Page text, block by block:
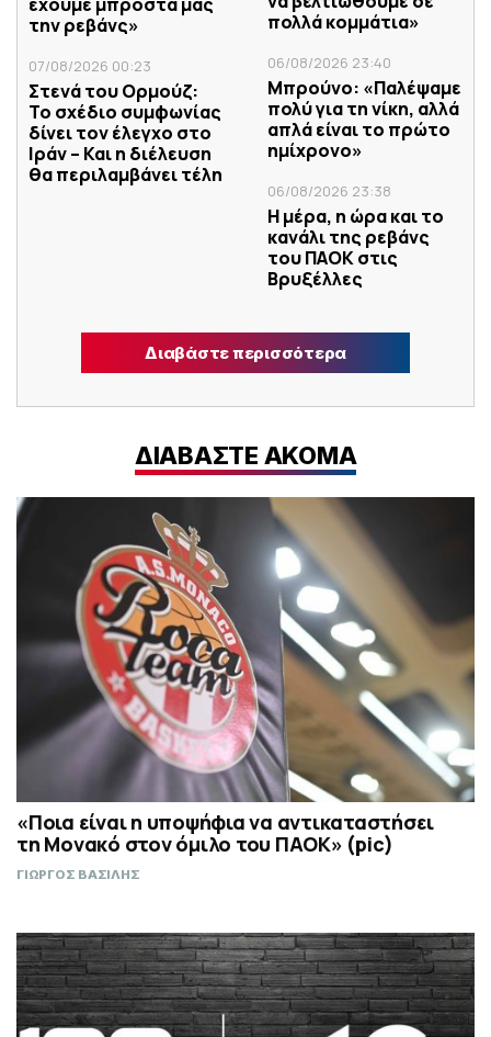
την ρεβάνς»
07/08/2026 00:23
Στενά του Ορμούζ:
Το σχέδιο συμφωνίας
δίνει τον έλεγχο στο
Ιράν – Και η διέλευση
θα περιλαμβάνει τέλη
πολλά κομμάτια»
06/08/2026 23:40
Μπρούνο: «Παλέψαμε
πολύ για τη νίκη, αλλά
απλά είναι το πρώτο
ημίχρονο»
06/08/2026 23:38
Η μέρα, η ώρα και το
κανάλι της ρεβάνς
του ΠΑΟΚ στις
Βρυξέλλες
Διαβάστε περισσότερα
ΔΙΑΒΑΣΤΕ ΑΚΟΜΑ
«Ποια είναι η υποψήφια να αντικαταστήσει
τη Μονακό στον όμιλο του ΠΑΟΚ» (pic)
ΓΙΩΡΓΟΣ ΒΑΣΙΛΗΣ